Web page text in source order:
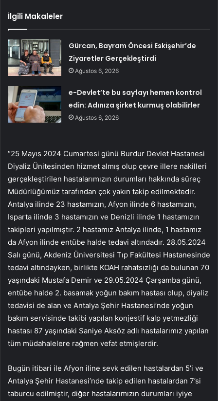
İlgili Makaleler
Gürcan, Bayram Öncesi Eskişehir’de
Ziyaretler Gerçekleştirdi
Ağustos 6, 2026
e-Devlet’te bu sayfayı hemen kontrol
edin: Adınıza şirket kurmuş olabilirler
Ağustos 6, 2026
“25 Mayıs 2024 Cumartesi günü Burdur Devlet Hastanesi
Diyaliz Ünitesinden hizmet almış olup çevre illere nakilleri
gerçekleştirilen hastalarımızın durumları hakkında süreç
Müdürlüğümüz tarafından çok yakın takip edilmektedir.
Antalya ilinde 23 hastamızın, Afyon ilinde 6 hastamızın,
Isparta ilinde 3 hastamızın ve Denizli ilinde 1 hastamızın
takipleri yapılmıştır. 2 hastamız Antalya ilinde, 1 hastamız
da Afyon ilinde entübe halde tedavi altındadır. 28.05.2024
Salı günü, Akdeniz Üniversitesi Tıp Fakültesi Hastanesinde
tedavi altındayken, birlikte KOAH rahatsızlığı da bulunan 70
yaşındaki Mustafa Demir ve 29.05.2024 Çarşamba günü,
entübe halde 2. basamak yoğun bakım hastası olup, diyaliz
tedavisi de alan ve Antalya Şehir Hastanesi’nde yoğun
bakım servisinde takibi yapılan konjestif kalp yetmezliği
hastası 87 yaşındaki Saniye Aksöz adlı hastalarımız yapılan
tüm müdahalelere rağmen vefat etmişlerdir.
Bugün itibari ile Afyon iline sevk edilen hastalardan 5’i ve
Antalya Şehir Hastanesi’nde takip edilen hastalardan 7’si
taburcu edilmiştir, diğer hastalarımızın durumları iyiye